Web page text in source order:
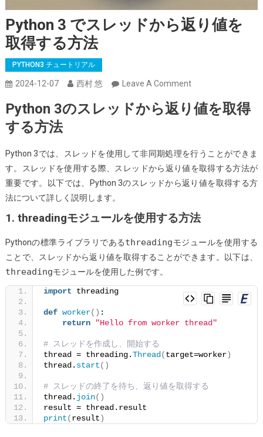
Python 3 でスレッドから返り値を
取得する方法
PYTHON3 チュートリアル
2024-12-07 西村 悠 Leave A CommentOn
3
レ
ッ
ド
ら
り
値
取
得
す
Python 3のスレッドから返り値を取得
する方法
Python 3では、スレッドを使用して非同期処理を行うことができま
す。スレッドを使用する際、スレッドから返り値を取得する方法が
重要です。以下では、Python 3のスレッドから返り値を取得する方
法について詳しく説明します。
1. threadingモジュールを使用する方法
Pythonの標準ライブラリであるthreadingモジュールを使用する
ことで、スレッドから返り値を取得することができます。以下は、
threadingモジュールを使用した例です。
import threading
def worker() :
return
"Hello from worker thread"
# スレッドを作成し、開始する
thread = threading.Thread (target=worker)
thread. start()
# スレッドの終了を待ち、返り値を取得する
thread. join()
result = thread.result
print(result)